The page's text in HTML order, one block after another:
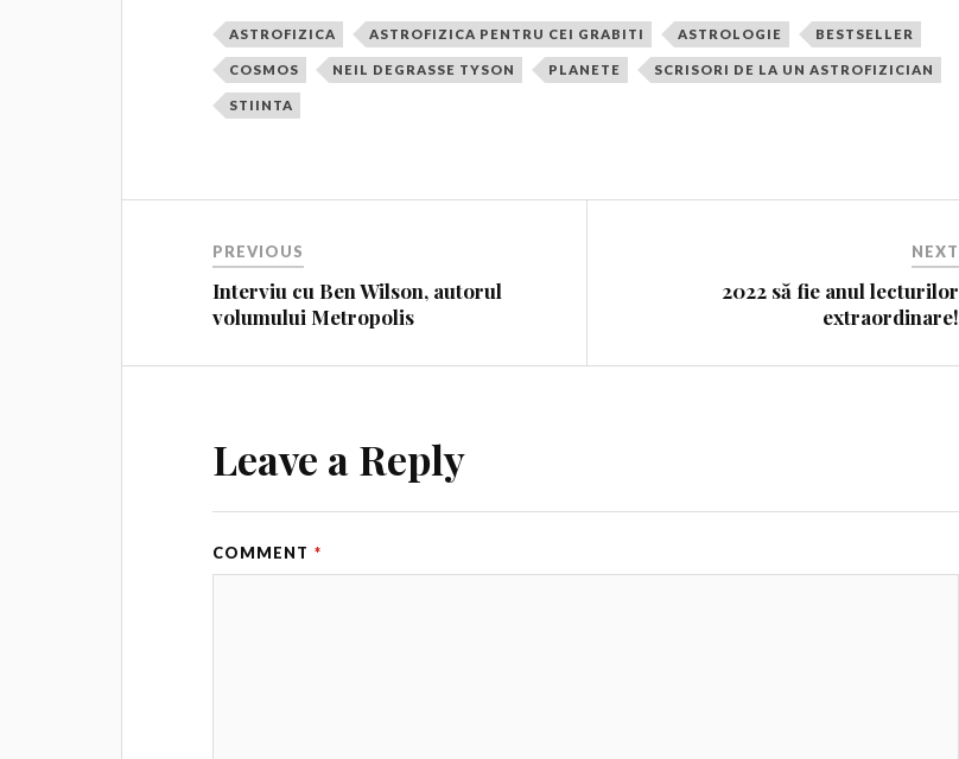
ASTROFIZICA ASTROFIZICA PENTRU CEI GRABITI ASTROLOGIE BESTSELLER
COSMOS NEIL DEGRASSE TYSON PLANETE SCRISORI DE LA UN ASTROFIZICIAN
STIINTA
PREVIOUS
Interviu cu Ben Wilson, autorul
volumului Metropolis
NEXT
2022 să fie anul lecturilor
extraordinare!
Leave a Reply
COMMENT *